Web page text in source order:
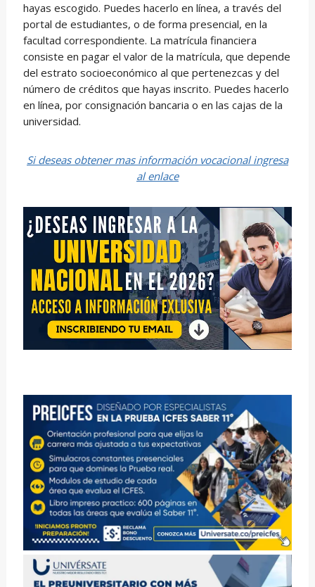
hayas escogido. Puedes hacerlo en línea, a través del
portal de estudiantes, o de forma presencial, en la
facultad correspondiente. La matrícula financiera
consiste en pagar el valor de la matrícula, que depende
del estrato socioeconómico al que pertenezcas y del
número de créditos que hayas inscrito. Puedes hacerlo
en línea, por consignación bancaria o en las cajas de la
universidad.
Si deseas obtener mas información vocacional ingresa
al enlace